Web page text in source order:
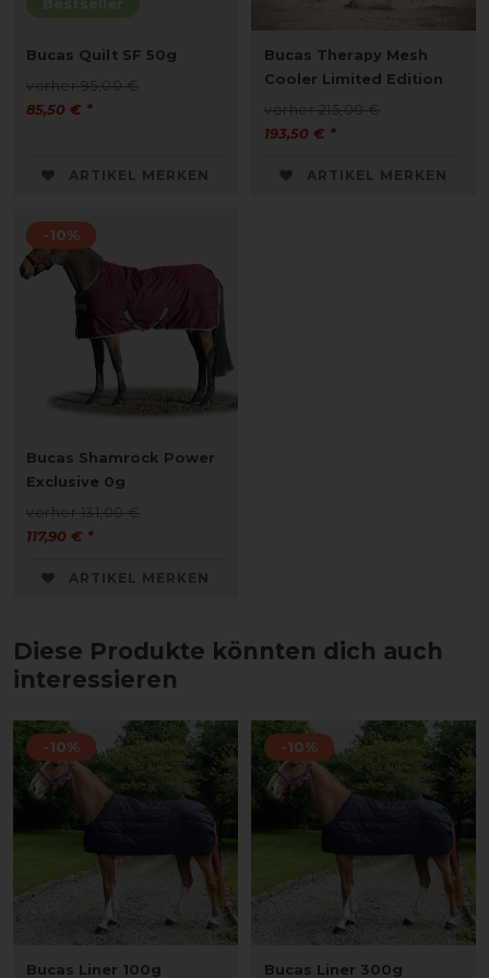
Bestseller
Bucas Quilt SF 50g
vorher 95,00 €
85,50 € *
ARTIKEL MERKEN
Bucas Therapy Mesh
Cooler Limited Edition
vorher 215,00 €
193,50 € *
ARTIKEL MERKEN
-10%
Bucas Shamrock Power
Exclusive 0g
vorher 131,00 €
117,90 € *
ARTIKEL MERKEN
Diese Produkte könnten dich auch
interessieren
-10%
Bucas Liner 100g
-10%
Bucas Liner 300g